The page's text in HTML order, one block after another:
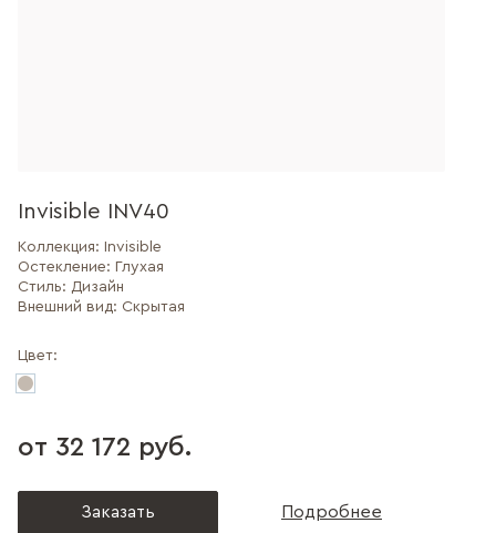
Invisible INV40
Коллекция: Invisible
Остекление: Глухая
Стиль: Дизайн
Внешний вид: Скрытая
Цвет:
от 32 172 руб.
Заказать Подробнее